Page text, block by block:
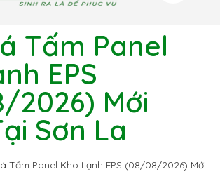
Tấm Panel
EPS
2026) Mới
Sơn La
Tấm Panel Kho Lạnh EPS (08/08/2026) Mới